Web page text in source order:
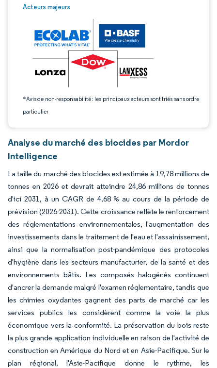
Acteurs majeurs
*Avis de non-responsabilité : les principaux acteurs sont triés sans ordre
particulier
Image © Mordor Intelligence. La réutilisation nécessite une attribution sous CC
Analyse du marché des biocides par Mordor
Intelligence
La taille du marché des biocides est estimée à 19,78 millions de
tonnes en 2026 et devrait atteindre 24,86 millions de tonnes
d'ici 2031, à un CAGR de 4,68 % au cours de la période de
prévision (2026-2031). Cette croissance reflète le renforcement
des réglementations environnementales, l'augmentation des
investissements dans le traitement de l'eau et l'assainissement,
ainsi que la normalisation post-pandémique des protocoles
d'hygiène dans les secteurs manufacturier, de la santé et des
environnements bâtis. Les composés halogénés continuent
d'ancrer la demande malgré l'examen réglementaire, tandis que
les chimies oxydantes gagnent des parts de marché car les
services publics les considèrent comme la voie la plus
économique vers la conformité. La préservation du bois reste
la plus grande application individuelle en raison de l'activité de
construction en Amérique du Nord et en Asie-Pacifique. Sur le
plan régional, l'Asie-Pacifique donne le rythme, les